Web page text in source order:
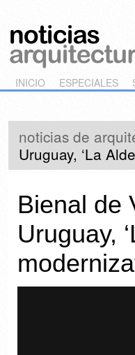
Main menu
Skip to primary content
Skip to secondary content
INICIO ESPECIALES
noticias de
Uruguay, ‘La
Bienal de
Uruguay,